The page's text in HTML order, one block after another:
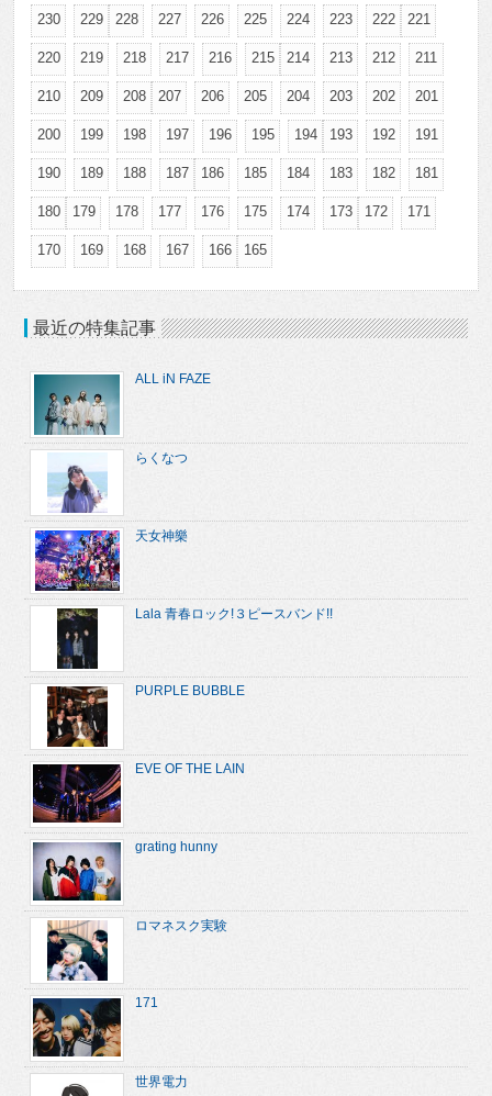
230 229 228 227 226 225 224 223 222 221
220 219 218 217 216 215 214 213 212 211
210 209 208 207 206 205 204 203 202 201
200 199 198 197 196 195 194 193 192 191
190 189 188 187 186 185 184 183 182 181
180 179 178 177 176 175 174 173 172 171
170 169 168 167 166 165
最近の特集記事
ALL iN FAZE
らくなつ
天女神樂
Lala 青春ロック!３ピースバンド!!
PURPLE BUBBLE
EVE OF THE LAIN
grating hunny
ロマネスク実験
171
世界電力